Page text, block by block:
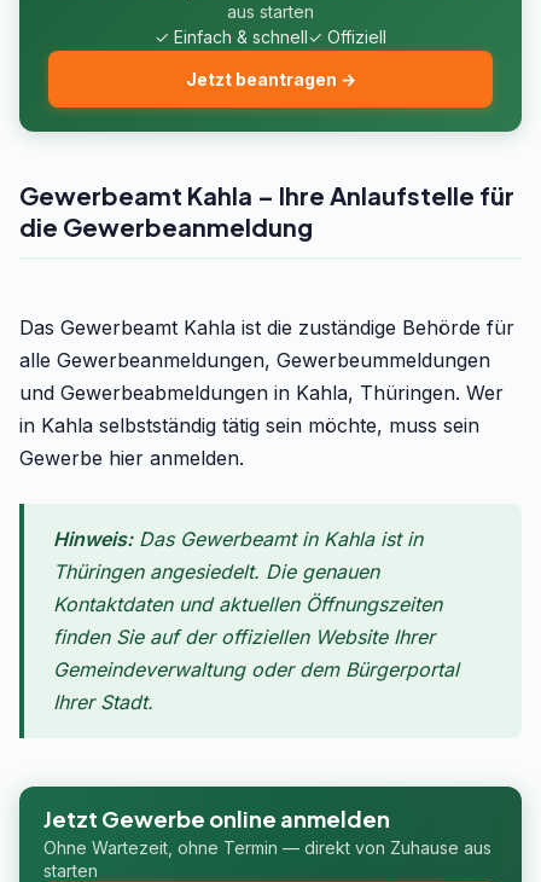
aus starten
✓ Einfach & schnell✓ Offiziell
Jetzt beantragen →
Gewerbeamt Kahla – Ihre Anlaufstelle für
die Gewerbeanmeldung
Das Gewerbeamt Kahla ist die zuständige Behörde für
alle Gewerbeanmeldungen, Gewerbeummeldungen
und Gewerbeabmeldungen in Kahla, Thüringen. Wer
in Kahla selbstständig tätig sein möchte, muss sein
Gewerbe hier anmelden.
Hinweis:Das Gewerbeamt in Kahla ist in
Thüringen angesiedelt. Die genauen
Kontaktdaten und aktuellen Öffnungszeiten
finden Sie auf der offiziellen Website Ihrer
Gemeindeverwaltung oder dem Bürgerportal
Ihrer Stadt.
Jetzt Gewerbe online anmelden
Ohne Wartezeit, ohne Termin — direkt von Zuhause aus
starten